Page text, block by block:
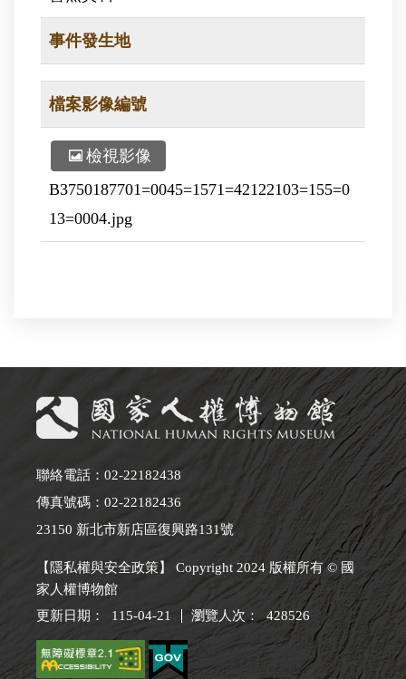
事件發生地
檔案影像編號
檢視影像
B3750187701=0045=1571=42122103=155=0
13=0004.jpg
聯絡電話：02-22182438
傳真號碼：02-22182436
23150 新北市新店區復興路131號
【隱私權與安全政策】 Copyright 2024 版權所有 © 國
家人權博物館
更新日期：
115-04-21 瀏覽人次： 428526